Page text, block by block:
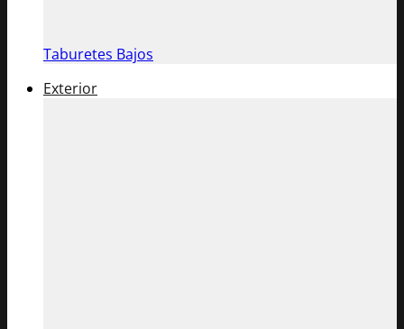
Taburetes Bajos
Exterior